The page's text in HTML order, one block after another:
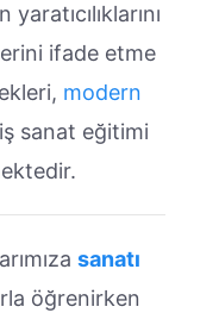
ifade etme
modern
sanat eğitimi
sanatı
öğrenirken